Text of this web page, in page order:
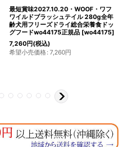
最短賞味2027.10.20・WOOF・ワフ
ワイルドブラッシュテイル 280g全年
齢犬用フリーズドライ総合栄養食ドッ
グフードwo44175正規品 [wo44175]
7,260円(税込)
希望小売価格: 7,260円